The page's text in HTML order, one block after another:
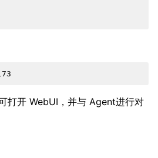
打开 WebUI，并与 Agent进行对